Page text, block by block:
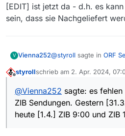
[EDIT] ist jetzt da - d.h. es
sein, dass sie Nachgeliefert
V Vienna252@styroll sagte in ORF
@Vienna252
ist schwierig, da
Beispiel wären
Sendungen.
@ styrolles fehlen in
styrollschrieb am 2. Apr. 2024,
zuletzt editiert von
@Vienna252 sagte: es
ZIB Sendungen. Gestern
heute [1.4.] ZIB 9:00 und ZIB